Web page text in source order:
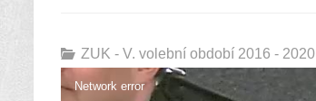
ZUK - V. volební období 2016 - 2020